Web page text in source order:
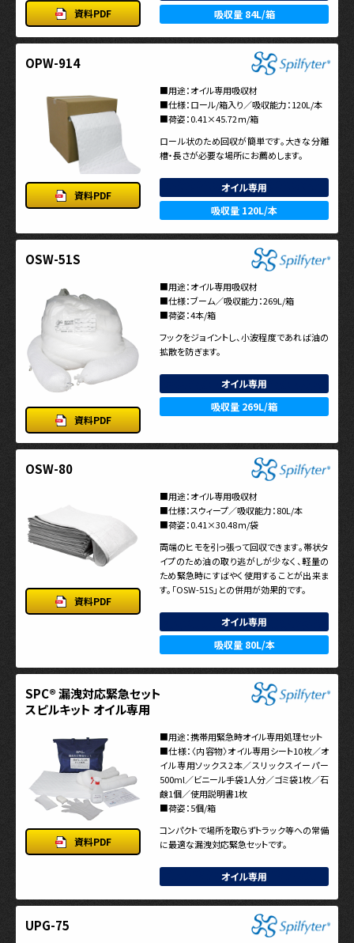
資料PDF
吸収量 84L/箱
OPW-914
資料PDF
■用途：オイル専用吸収材
■仕様：ロール/箱入り／吸収能力：120L/本
■荷姿：0.41×45.72ｍ/箱
ロール状のため回収が簡単です。大きな分離
槽・長さが必要な場所にお薦めします。
オイル専用
吸収量 120L/本
OSW-51S
資料PDF
■用途：オイル専用吸収材
■仕様：ブーム／吸収能力：269L/箱
■荷姿：4本/箱
フックをジョイントし、小波程度であれば油の
拡散を防ぎます。
オイル専用
吸収量 269L/箱
OSW-80
資料PDF
■用途：オイル専用吸収材
■仕様：スウィープ／吸収能力：80L/本
■荷姿：0.41×30.48ｍ/袋
両端のヒモを引っ張って回収できます。帯状タ
イプのため油の取り逃がしが少なく、軽量の
ため緊急時にすばやく使用することが出来ま
す。「OSW-51S」との併用が効果的です。
オイル専用
吸収量 80L/本
SPC® 漏洩対応緊急セット
スピルキット オイル専用
資料PDF
■用途：携帯用緊急時オイル専用処理セット
■仕様：〈内容物〉オイル専用シート10枚／オ
イル専用ソックス2本／スリックスイーパー
500ml／ビニール手袋1人分／ゴミ袋1枚／石
鹸1個／使用説明書1枚
■荷姿：5個/箱
コンパクトで場所を取らずトラック等への常備
に最適な漏洩対応緊急セットです。
オイル専用
UPG-75